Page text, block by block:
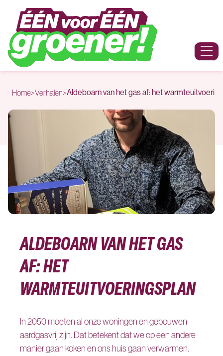
Naar hoofdinhoud
Menu
Home>Verhalen>Aldeboarn van het gas af: het
ALDEBOARN VAN HET GAS
AF: HET
WARMTEUITVOERINGSPLAN
In 2050 moeten al onze woningen en gebouwen
aardgasvrij zijn. Dat betekent dat we op een andere
manier gaan koken en ons huis gaan verwarmen.